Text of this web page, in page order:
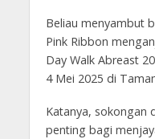
Beliau menyambut
Pink Ribbon
Day Walk Abreast
4 Mei 2025 di
Katanya, sokongan
penting bagi